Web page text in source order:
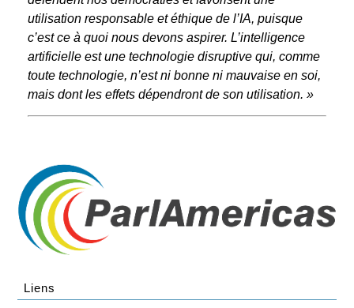
utilisation responsable et éthique de l’IA, puisque
c’est ce à quoi nous devons aspirer. L’intelligence
artificielle est une technologie disruptive qui, comme
toute technologie, n’est ni bonne ni mauvaise en soi,
mais dont les effets dépendront de son utilisation. »
Liens